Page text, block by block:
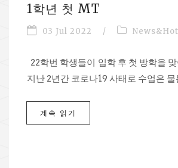
1학년 첫 MT
03 Jul 2022 / News&Hot
22학번 학생들이 입학 후 첫 방학을
지난 2년간 코로나19 사태로 수업은 물
계속 읽기